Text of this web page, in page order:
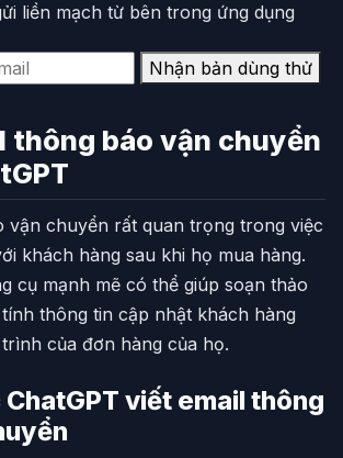
liền mạch từ bên trong ứng dụng
Nhận bản dùng thử
thông báo vận chuyển
vận chuyển rất quan trọng trong việc
khách hàng sau khi họ mua hàng.
cụ mạnh mẽ có thể giúp soạn thảo
thông tin cập nhật khách hàng
của đơn hàng của họ.
ChatGPT viết email thông